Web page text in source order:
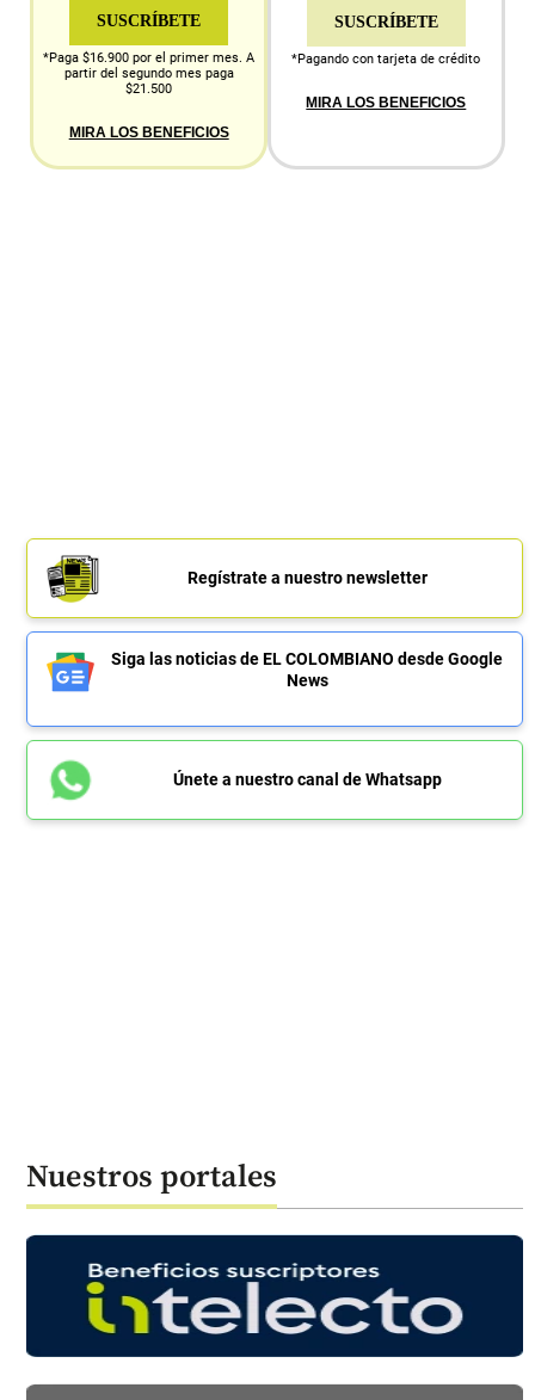
SUSCRÍBETE
*Paga $16.900 por el primer mes. A
partir del segundo mes paga
$21.500
MIRA LOS BENEFICIOS
SUSCRÍBETE
*Pagando con tarjeta de crédito
MIRA LOS BENEFICIOS
Regístrate a nuestro newsletter
Siga las noticias de EL COLOMBIANO desde Google
News
Únete a nuestro canal de Whatsapp
Nuestros portales